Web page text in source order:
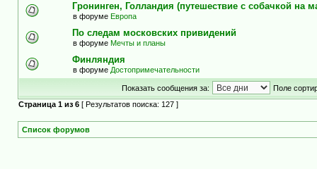
Гронинген, Голландия (путешествие с собачкой на
в форуме Европа
По следам московских привидений
в форуме Мечты и планы
Финляндия
в форуме Достопримечательности
Показать сообщения за:
Поле
Страница 1 из 6 [ Результатов поиска: 127 ]
Список форумов